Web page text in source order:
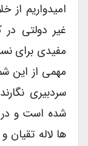
امیدواریم از
غیر دولتی در
مفیدی برای
مهمی از این
سردبیری
شده است و در
ها لاله تقیان و